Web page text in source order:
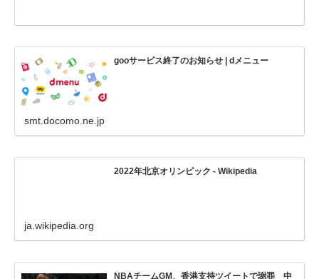
gooサービス終了のお知らせ | dメニュー
smt.docomo.ne.jp
2022年北京オリンピック - Wikipedia
ja.wikipedia.org
NBAチームGM、香港支持ツイートで謝罪 中